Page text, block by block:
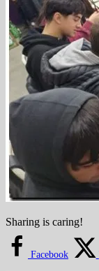
Sharing is caring!
Facebook